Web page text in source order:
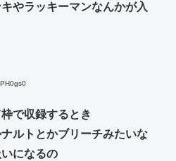
やラッキーマンなんかが入
で収録するとき
ルトとかブリーチみたいな
になるの